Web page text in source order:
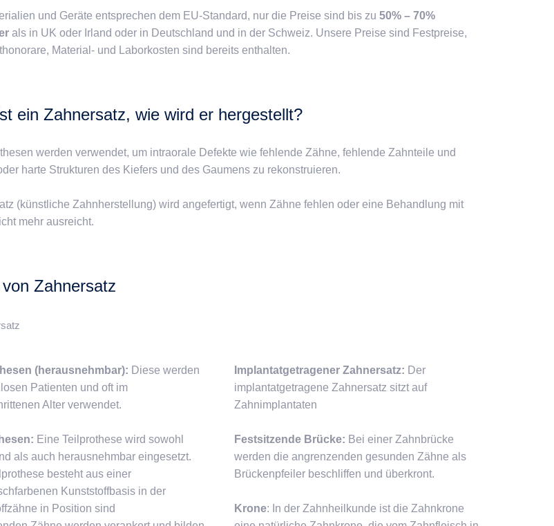
und Geräte entsprechen dem EU-Standard, nur die Preise sind bis zu 50% – 70%
als in UK oder Irland oder in Deutschland und in der Schweiz. Unsere Preise sind Festpreise,
Material- und Laborkosten sind bereits enthalten.
ein Zahnersatz, wie wird er hergestellt?
werden verwendet, um intraorale Defekte wie fehlende Zähne, fehlende Zahnteile und
harte Strukturen des Kiefers und des Gaumens zu rekonstruieren.
(künstliche Zahnherstellung) wird angefertigt, wenn Zähne fehlen oder eine Behandlung mit
mehr ausreicht.
Zahnersatz
(herausnehmbar): Diese werden
Patienten und oft im
Alter verwendet.
Eine Teilprothese wird sowohl
als auch herausnehmbar eingesetzt.
besteht aus einer
Kunststoffbasis in der
in Position sind
Implantatgetragener Zahnersatz: Der
implantatgetragene Zahnersatz sitzt auf
Zahnimplantaten
Festsitzende Brücke: Bei einer Zahnbrücke
werden die angrenzenden gesunden Zähne als
Brückenpfeiler beschliffen und überkront.
Krone: In der Zahnheilkunde ist die Zahnkrone